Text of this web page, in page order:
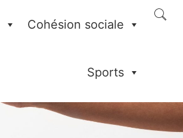
Cohésion sociale
Sports